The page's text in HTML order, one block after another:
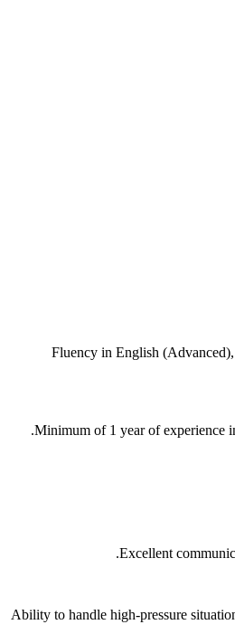
Fluency in English
Minimum of 1 year of experience
Excellent
Ability to handle high-pressure